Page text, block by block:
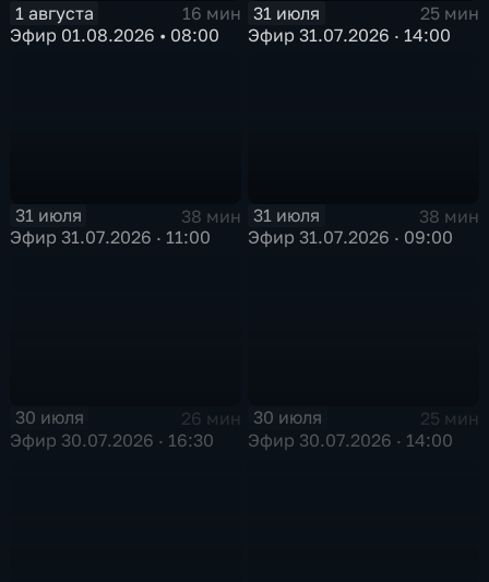
1 августа
16 мин
Эфир 01.08.2026 • 08:00
31 июля
25 мин
Эфир 31.07.2026 · 14:00
31 июля
38 мин
Эфир 31.07.2026 · 11:00
31 июля
38 мин
Эфир 31.07.2026 · 09:00
30 июля
26 мин
Эфир 30.07.2026 · 16:30
30 июля
25 мин
Эфир 30.07.2026 · 14:00